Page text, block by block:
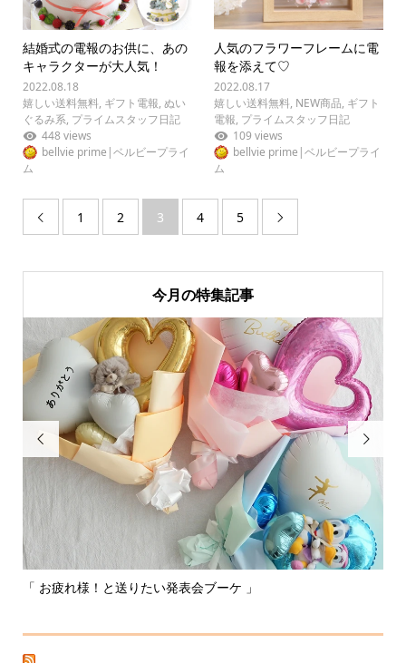
結婚式の電報のお供に、あの
キャラクターが大人気！
2022.08.18
嬉しい送料無料, ギフト電報, ぬい
ぐるみ系, プライムスタッフ日記
448 views
bellvie prime|ベルビープライ
ム
人気のフラワーフレームに電
報を添えて♡
2022.08.17
嬉しい送料無料, NEW商品, ギフト
電報, プライムスタッフ日記
109 views
bellvie prime|ベルビープライ
ム
 1 2 3 4 5 
今月の特集記事

「 お疲れ様！と送りたい発表会ブーケ 」
